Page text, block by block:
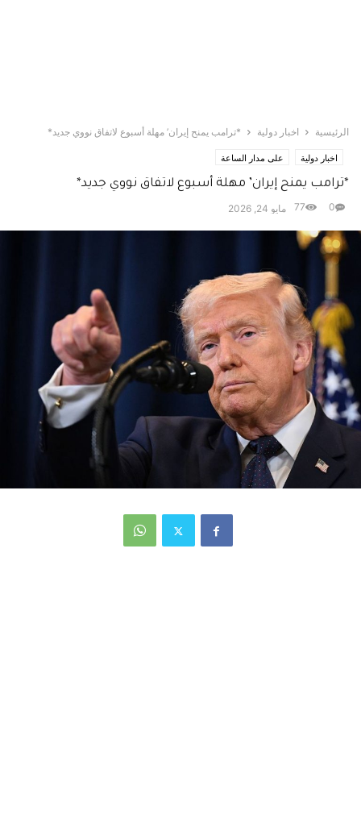
الرئيسية اخبار دولية *ترامب يمنح إيران’ مهلة أسبوع لاتفاق نووي جديد*
اخبار دولية على مدار الساعة
*ترامب يمنح إيران’ مهلة أسبوع لاتفاق نووي جديد*
مايو 24, 2026 0
77